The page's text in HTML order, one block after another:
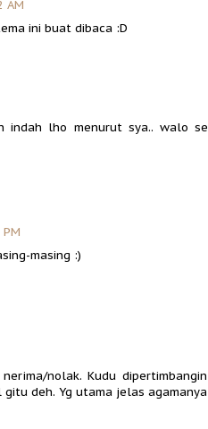
AM
ini buat dibaca :D
indah lho menurut sya.. walo
masing :)
nolak. Kudu
deh. Yg utama jelas agamanya